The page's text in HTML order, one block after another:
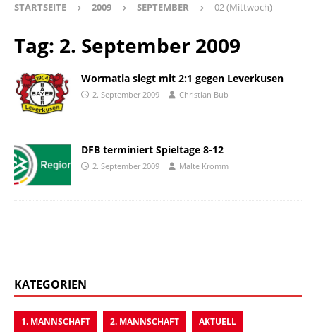
STARTSEITE 2009 SEPTEMBER 02 (Mittwoch)
Tag: 2. September 2009
Wormatia siegt mit 2:1 gegen Leverkusen
2. September 2009 Christian Bub
DFB terminiert Spieltage 8-12
2. September 2009 Malte Kromm
KATEGORIEN
1. MANNSCHAFT 2. MANNSCHAFT AKTUELL